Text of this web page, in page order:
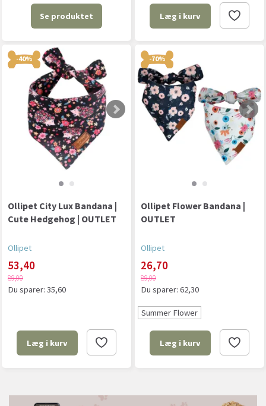
Se produktet Læg i kurv
-40%
Ollipet City Lux Bandana |
Cute Hedgehog | OUTLET
Ollipet
53,40
89,00
Du sparer: 35,60
Læg i kurv
-70%
Ollipet Flower Bandana |
OUTLET
Ollipet
26,70
89,00
Du sparer: 62,30
Summer Flower
Læg i kurv